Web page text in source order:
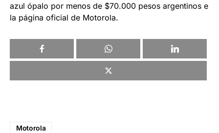
azul ópalo por menos de $70.000 pesos argentinos e
la página oficial de Motorola.
Motorola